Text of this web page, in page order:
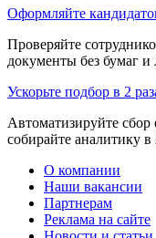
Оформляйте
Проверяйте
документы без бумаг
Ускорьте подбор в 2
Автоматизируйте сбор
собирайте аналитику в
О компании
Наши вакансии
Партнерам
Реклама на сайте